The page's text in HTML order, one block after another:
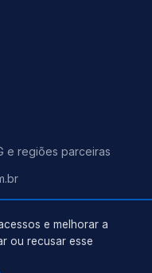
e regiões parceiras
e melhorar a
ou recusar esse